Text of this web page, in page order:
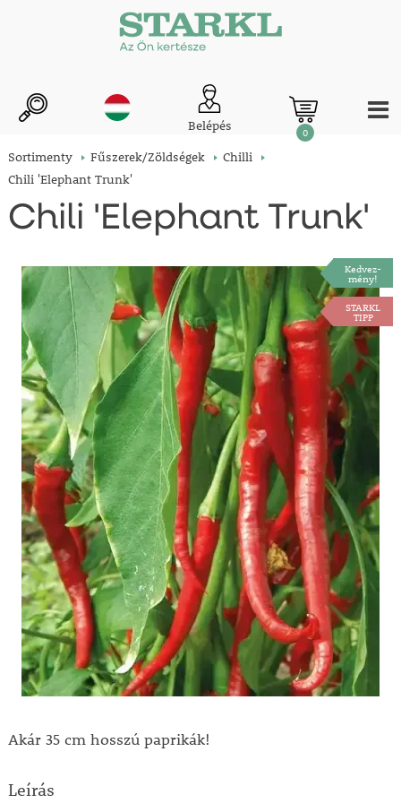
Belépés 0
Sortimenty Fűszerek/Zöldségek
Chilli
Chili 'Elephant Trunk'
Chili 'Elephant Trunk'
Kedvez-
mény!
STARKL
TIPP
Akár 35 cm hosszú paprikák!
Leírás